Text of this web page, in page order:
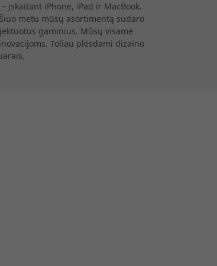
iPhone, iPad ir MacBook.
metu mūsų asortimentą sudaro
gaminius. Mūsų visame
Toliau plėsdami dizaino